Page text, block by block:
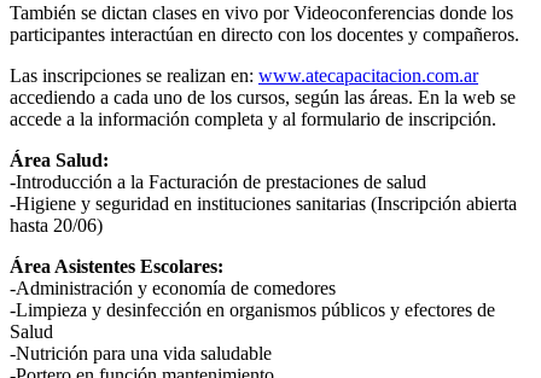
También se dictan clases en vivo por Videoconferencias donde los
participantes interactúan en directo con los docentes y compañeros.
Las inscripciones se realizan en: www.atecapacitacion.com.ar
accediendo a cada uno de los cursos, según las áreas. En la web se
accede a la información completa y al formulario de inscripción.
Área Salud:
-Introducción a la Facturación de prestaciones de salud
-Higiene y seguridad en instituciones sanitarias (Inscripción abierta
hasta 20/06)
Área Asistentes Escolares:
-Administración y economía de comedores
-Limpieza y desinfección en organismos públicos y efectores de
Salud
-Nutrición para una vida saludable